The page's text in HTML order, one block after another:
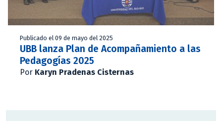
Publicado el 09 de mayo del 2025
UBB lanza Plan de Acompañamiento a las
Pedagogías 2025
Por Karyn Pradenas Cisternas